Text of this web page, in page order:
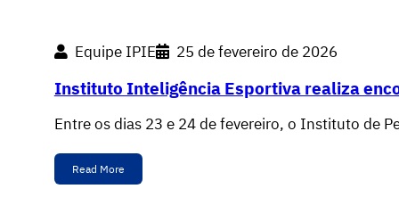
Equipe IPIE 25 de fevereiro de 2026
Instituto Inteligência Esportiva realiza
Entre os dias 23 e 24 de fevereiro, o Instituto de
Read More